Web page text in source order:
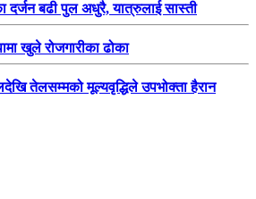
दर्जन बढी पुल अधुरै, यात्रुलाई सास्ती
खुले रोजगारीका ढोका
तेलसम्मको मूल्यवृद्धिले उपभोक्ता हैरान